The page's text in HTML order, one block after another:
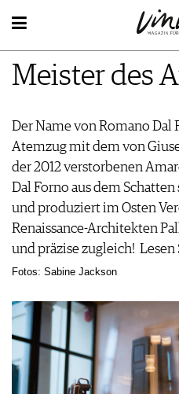
WEIN
WEINSUCHE
WINZER
WEINE DES MONATS
TRINKREIFETABELLE
UNIQUE WINERIES
CLUB LES DOMAINES
WEINWISSEN
WEINLEXIKON
WEINGESCHICHTE
WEINLAGERUNG
INFOGRAFIKEN
TIPPS & TRICKS
NEWS
EVENTS
EVENTKALENDER
AWARDS
EVENT-BILDER
ESSEN & TRINKEN
FOOD PAIRING TIPPS
WEINREISEN
MAGAZIN
REPORTAGEN
DOSSIER
WINEGUIDES
KLARTEXT
ABO
AUSGABE
ARCHIV
VORTEILSWELT
MEDIATHEK
APPS
VIDEOS
BÜCHER
NEWS
WEINWIRTSCHAFT
WEINSZENE
ANMELDEN
Meister des
Der Name von Romano
Atemzug mit dem von
der 2012 verstorbenen
Dal Forno aus dem
und produziert im Osten
Renaissance-Architekten
und präzise zugleich! Lesen
Fotos: Sabine Jackson